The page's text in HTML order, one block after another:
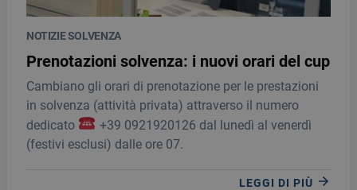
NOTIZIE SOLVENZA
Prenotazioni solvenza: i nuovi orari del cup
Cambiano gli orari di prenotazione per le prestazioni
in solvenza (attività privata) attraverso il numero
dedicato
+39 0921920126 dal lunedì al venerdì
(festivi esclusi) dalle ore 07.
LEGGI DI PIÙ